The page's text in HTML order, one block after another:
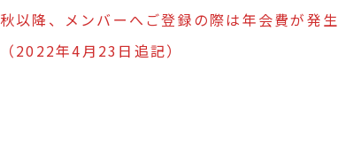
秋以降、メンバーへご登録の際は年会費が発生
（2022年4月23日追記）